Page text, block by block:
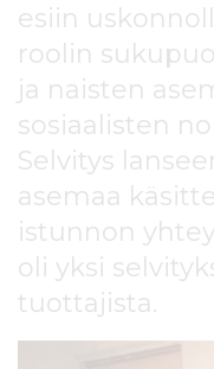
esiin
roolin
ja naisten
sosiaalisten
Selvitys
asemaa
istunnon
oli yksi
tuottajista.